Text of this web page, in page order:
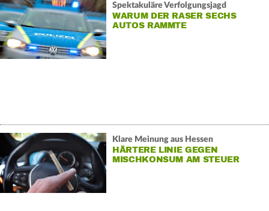
Spektakuläre Verfolgungsjagd
WARUM DER RASER SECHS
AUTOS RAMMTE
Klare Meinung aus Hessen
HÄRTERE LINIE GEGEN
MISCHKONSUM AM STEUER